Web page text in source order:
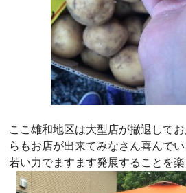
ここ雄和地区は大型店が撤退して
らもお店が出来てみなさん喜んでい
若い力でますます発展することを